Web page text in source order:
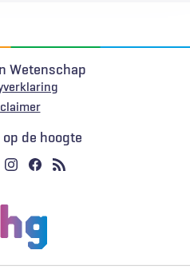
Wetenschap
de hoogte